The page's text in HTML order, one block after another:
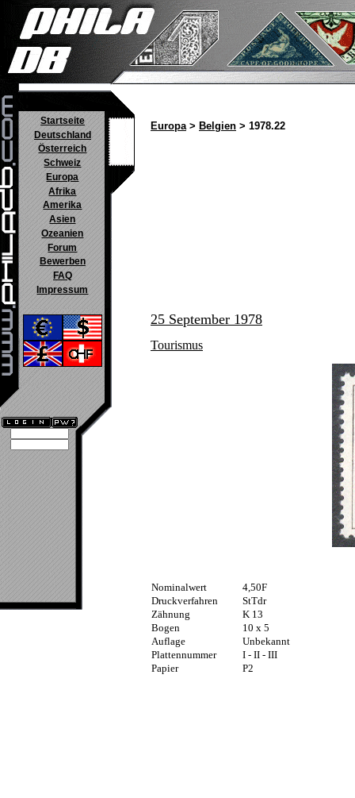
Startseite
Deutschland
Österreich
Schweiz
Europa
Afrika
Amerika
Asien
Ozeanien
Forum
Bewerben
FAQ
Impressum
Europa> Belgien > 1978.22
25 September 1978
Tourismus
Nominalwert
4,50F
Druckverfahren
StTdr
Zähnung
K 13
Bogen
10 x 5
Auflage
Unbekannt
Plattennummer
I - II - III
Papier
P2